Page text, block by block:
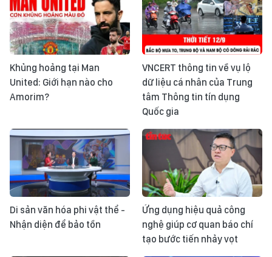
Khủng hoảng tại Man
United: Giới hạn nào cho
Amorim?
VNCERT thông tin về vụ lộ
dữ liệu cá nhân của Trung
tâm Thông tin tín dụng
Quốc gia
Di sản văn hóa phi vật thể -
Nhận diện để bảo tồn
Ứng dụng hiệu quả công
nghệ giúp cơ quan báo chí
tạo bước tiến nhảy vọt